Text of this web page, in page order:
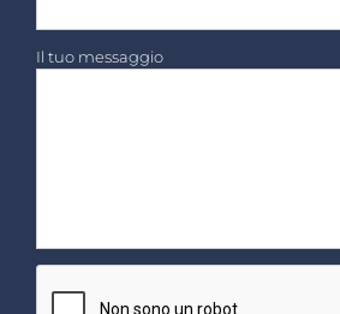
Il tuo messaggio